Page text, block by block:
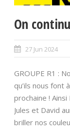
On
27 Jun 2024
GROUPE R1 :
qu’ils nous font
prochaine !
Jules et David
briller nos